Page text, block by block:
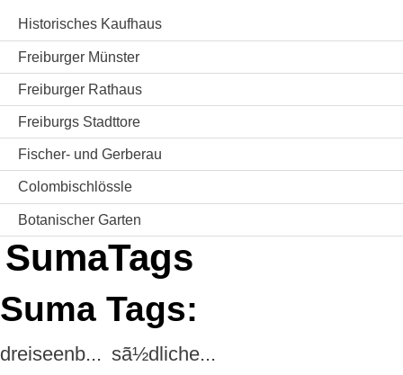
Historisches Kaufhaus
Freiburger Münster
Freiburger Rathaus
Freiburgs Stadttore
Fischer- und Gerberau
Colombischlössle
Botanischer Garten
SumaTags
Suma Tags:
dreiseenb... sã½dliche...